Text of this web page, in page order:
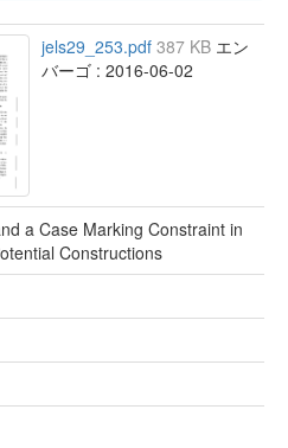
jels29_253.pdf 387 KB エン
バーゴ : 2016-06-02
a Case Marking Constraint in
Constructions